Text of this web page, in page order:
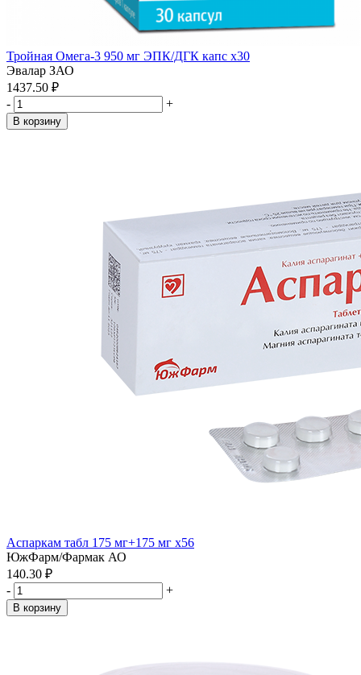
Тройная Омега-3 950 мг ЭПК/ДГК капс x30
Эвалар ЗАО
1437.50 ₽
-
+
В корзину
Аспаркам табл 175 мг+175 мг x56
ЮжФарм/Фармак АО
140.30 ₽
-
+
В корзину